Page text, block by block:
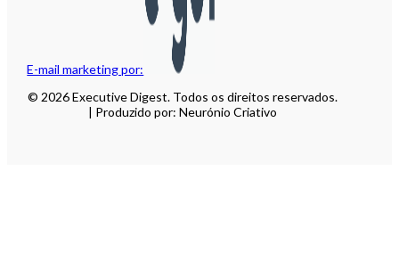
E-mail marketing por:
© 2026 Executive Digest. Todos os direitos reservados.
| Produzido por: Neurónio Criativo